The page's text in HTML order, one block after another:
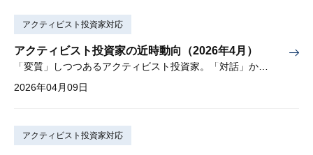
アクティビスト投資家対応
アクティビスト投資家の近時動向（2026年4月）
「変質」しつつあるアクティビスト投資家。「対話」から「交渉」に。
2026年04月09日
アクティビスト投資家対応